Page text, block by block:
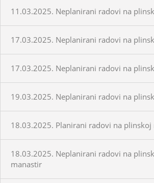
11.03.2025. Neplanirani radovi na
17.03.2025. Neplanirani radovi na
17.03.2025. Neplanirani radovi na
19.03.2025. Neplanirani radovi na
18.03.2025. Planirani radovi na plinskoj
18.03.2025. Neplanirani radovi na
manastir